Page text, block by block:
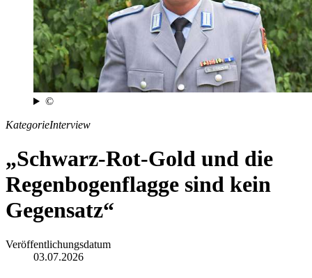
©
KategorieInterview
„Schwarz-Rot-Gold und die
Regenbogenflagge sind kein
Gegensatz“
Veröffentlichungsdatum
03.07.2026